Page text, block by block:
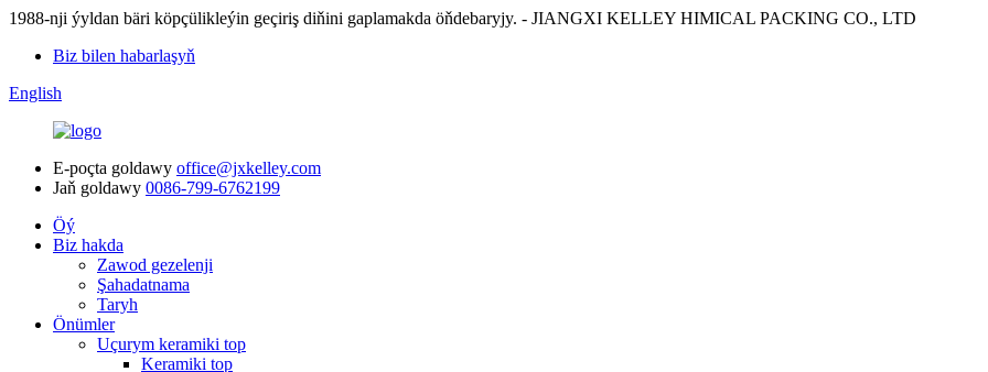
1988-nji ýyldan bäri köpçülikleýin geçiriş diňini gaplamakda öňdebaryjy. - JIANGXI KELLEY HIMICAL PACKING CO., LTD
Biz bilen habarlaşyň
English
E-poçta goldawy office@jxkelley.com
Jaň goldawy 0086-799-6762199
Öý
Biz hakda
Zawod gezelenji
Şahadatnama
Taryh
Önümler
Uçurym keramiki top
Keramiki top